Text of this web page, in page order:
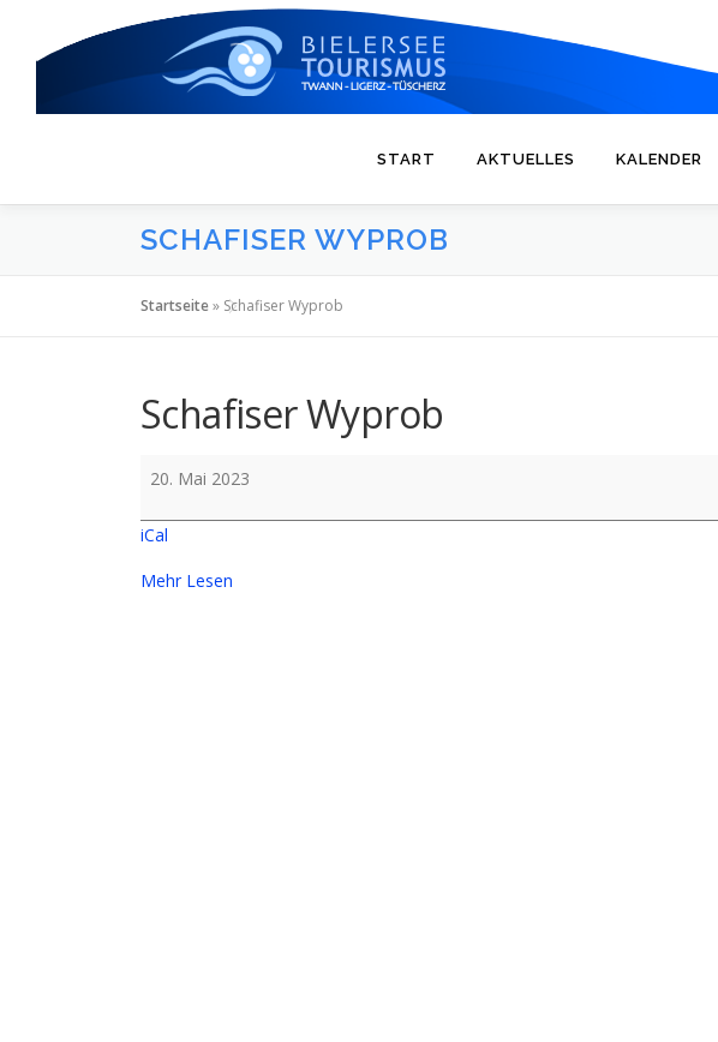
springen
START AKTUELLES KALENDER
SCHAFISER WYPROB
Startseite» Schafiser Wyprob
Schafiser Wyprob
Schafiser
20. Mai 2023
iCal
Mehr Lesen